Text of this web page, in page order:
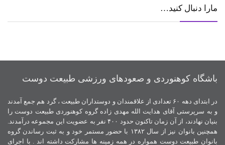
مارا دنبال کنید…
باشگاه کوهنوردی و صعودهای ورزشی طبیعت دوست
در ابتدای دهه ۶۰ تعدادی از علاقمندان و دوستداران طبیعت ، گرد هم جمع آمدند
و به سرپرستی آقای هدایت الله مهدی زاده گروه کوهنوردی طبیعت دوست را
بنیان نهادند، از آن زمان تاکنون حدود ۴۰۰ نفر به عضویت این مجموعه درآمدند.
همچنین بانوان نیز از سال ۱۳۸۲ با حضور مستمر خود و به ثبت رساندن گروه
بانوان طبیعت دوست همواره در همه زمینه ها مشارکت داشته اند . با اجرای